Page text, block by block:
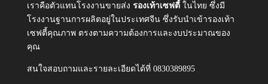
เราคือตัวแทนโรงงานขายส่ง รองเท้าเซฟตี้ ในไทย ซึ่งมี
โรงงานฐานการผลิตอยู่ในประเทศจีน ซึ่งรับนำเข้ารองเท้า
เซฟตี้คุณภาพ ตรงตามความต้องการและงบประมาณของ
คุณ
สนใจสอบถามและรายละเอียดได้ที่ 0830389895